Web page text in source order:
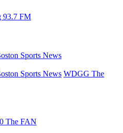
93.7 FM
Sports News
Sports News WDGG The
The FAN